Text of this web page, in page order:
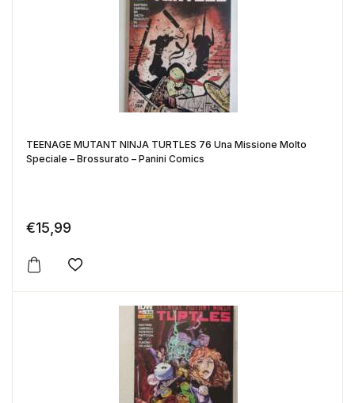
TEENAGE MUTANT NINJA TURTLES 76 Una Missione Molto
Speciale – Brossurato – Panini Comics
€15,99
Aggiungi alla lista dei desideri